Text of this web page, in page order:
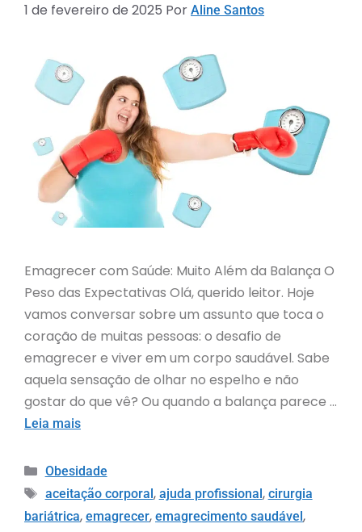
1 de fevereiro de 2025 Por Aline Santos
Emagrecer com Saúde: Muito Além da Balança O
Peso das Expectativas Olá, querido leitor. Hoje
vamos conversar sobre um assunto que toca o
coração de muitas pessoas: o desafio de
emagrecer e viver em um corpo saudável. Sabe
aquela sensação de olhar no espelho e não
gostar do que vê? Ou quando a balança parece …
Leia mais
Obesidade
aceitação corporal, ajuda profissional, cirurgia
bariátrica, emagrecer, emagrecimento saudável,